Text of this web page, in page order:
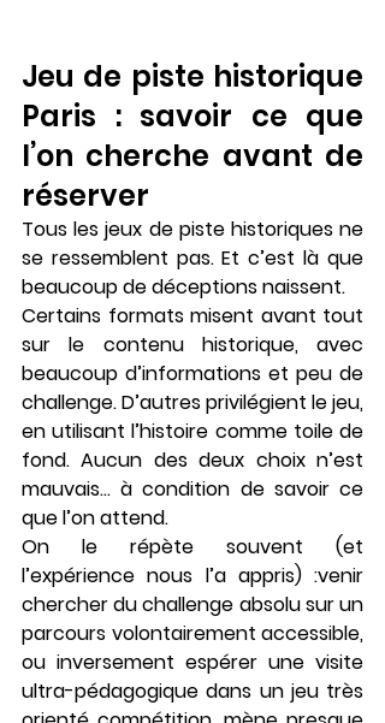
Jeu de piste historique
Paris : savoir ce que
l’on cherche avant de
réserver
Tous les jeux de piste historiques ne
se ressemblent pas. Et c’est là que
beaucoup de déceptions naissent.
Certains formats misent avant tout
sur le contenu historique, avec
beaucoup d’informations et peu de
challenge. D’autres privilégient le jeu,
en utilisant l’histoire comme toile de
fond. Aucun des deux choix n’est
mauvais… à condition de savoir ce
que l’on attend.
On le répète souvent (et
l’expérience nous l’a appris) :venir
chercher du challenge absolu sur un
parcours volontairement accessible,
ou inversement espérer une visite
ultra-pédagogique dans un jeu très